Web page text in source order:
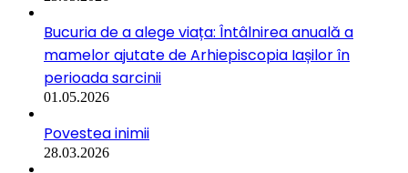
Bucuria de a alege viața: Întâlnirea anuală a
mamelor ajutate de Arhiepiscopia Iașilor în
perioada sarcinii
01.05.2026
Povestea inimii
28.03.2026